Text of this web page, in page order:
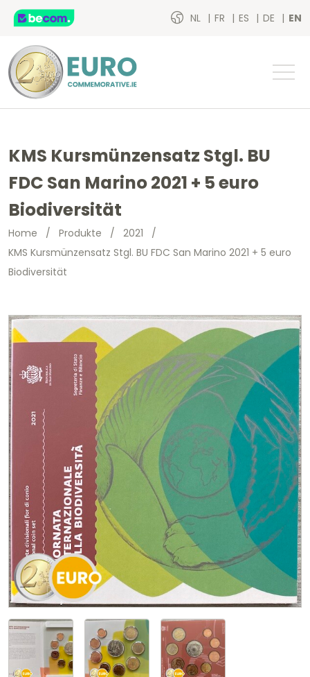
NL FR ES DE EN
KMS Kursmünzensatz Stgl. BU
FDC San Marino 2021 + 5 euro
Biodiversität
Home / Produkte / 2021 /
KMS Kursmünzensatz Stgl. BU FDC San Marino 2021 + 5 euro
Biodiversität